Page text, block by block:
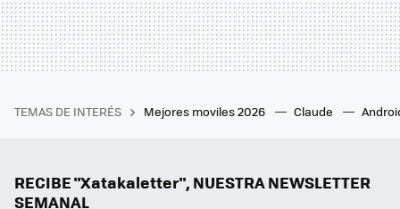
TEMAS DE INTERÉS Mejores moviles 2026 Claude
RECIBE "Xatakaletter", NUESTRA NEWSLETTER
SEMANAL